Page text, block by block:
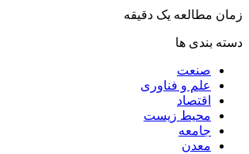
زمان مطالعه یک دقیقه
دسته بندی ها
صنعت
علم و فناوری
اقتصاد
محیط زیست
جامعه
معدن